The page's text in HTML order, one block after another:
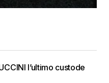
l’ultimo custode